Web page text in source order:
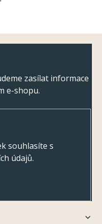
zasílat informace
e-shopu.
souhlasíte s
údajů.